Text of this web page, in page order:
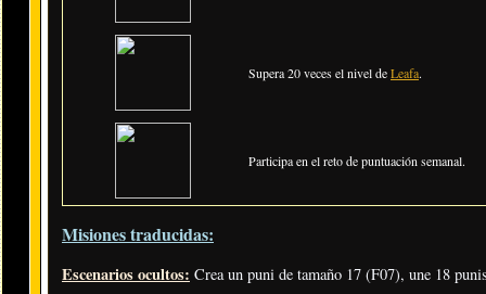
Supera 20 veces el nivel deLeafa.
Participa en el reto de puntuación semanal.
Misiones traducidas:
Escenarios ocultos: Crea un puni de tamaño 17 (F07), une 18